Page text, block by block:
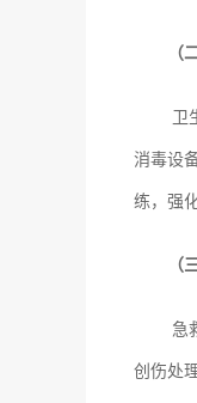
（
卫
消毒设
练，强
（
急
创伤处